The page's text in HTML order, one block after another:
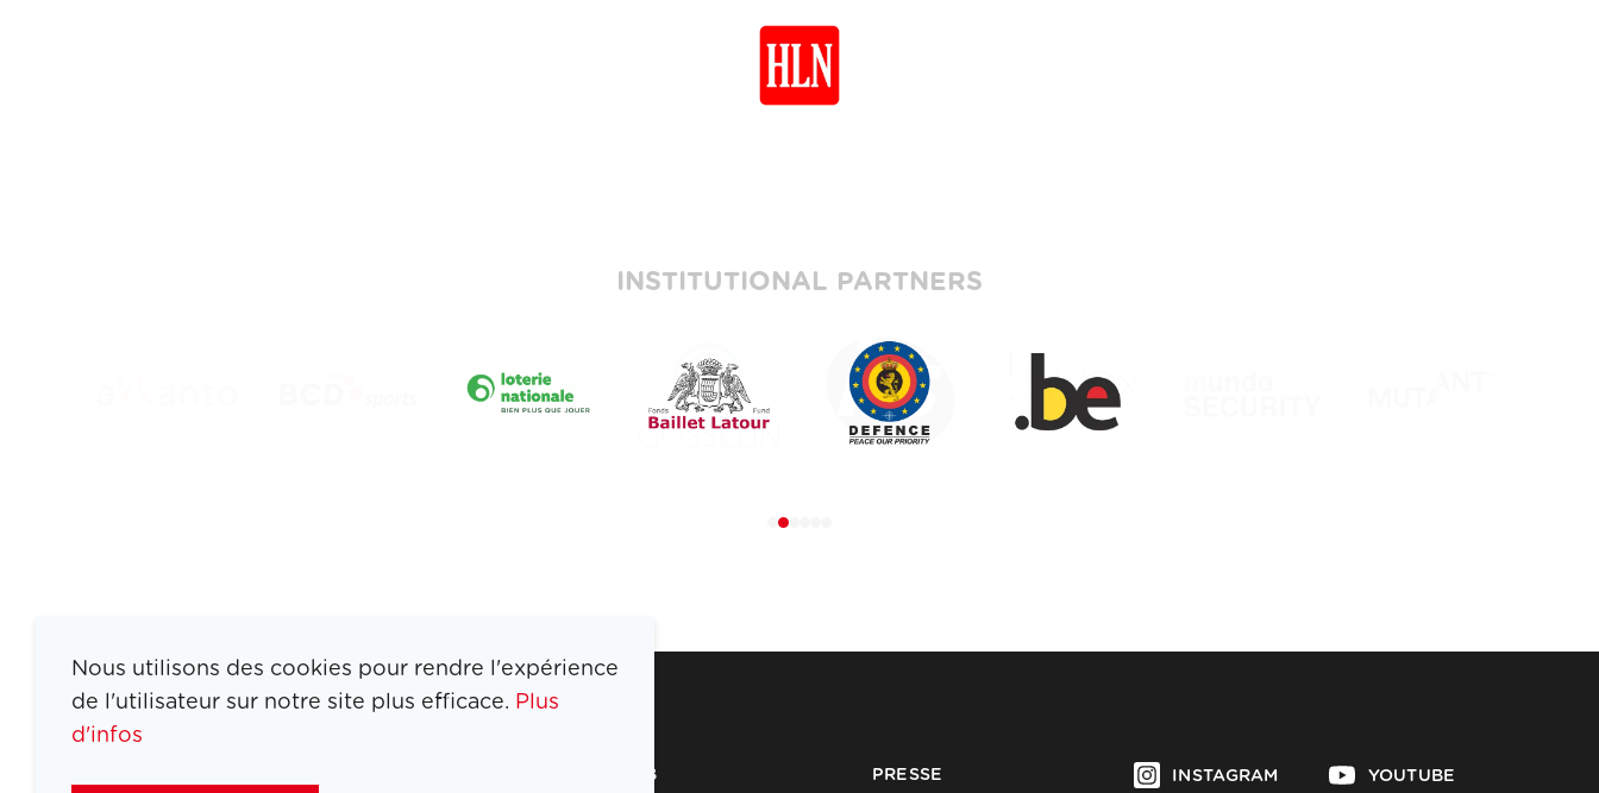
INSTITUTIONAL PARTNERS
COIB PRESSE INSTAGRAM YOUTUBE
Nous utilisons des cookies pour rendre l'expérience
de l'utilisateur sur notre site plus efficace. Plus
d'infos